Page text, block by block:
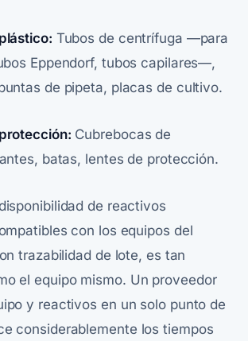
Tubos de centrífuga —para
Eppendorf, tubos capilares—,
de pipeta, placas de cultivo.
Cubrebocas de
batas, lentes de protección.
de reactivos
con los equipos del
trazabilidad de lote, es tan
el equipo mismo. Un proveedor
y reactivos en un solo punto de
considerablemente los tiempos